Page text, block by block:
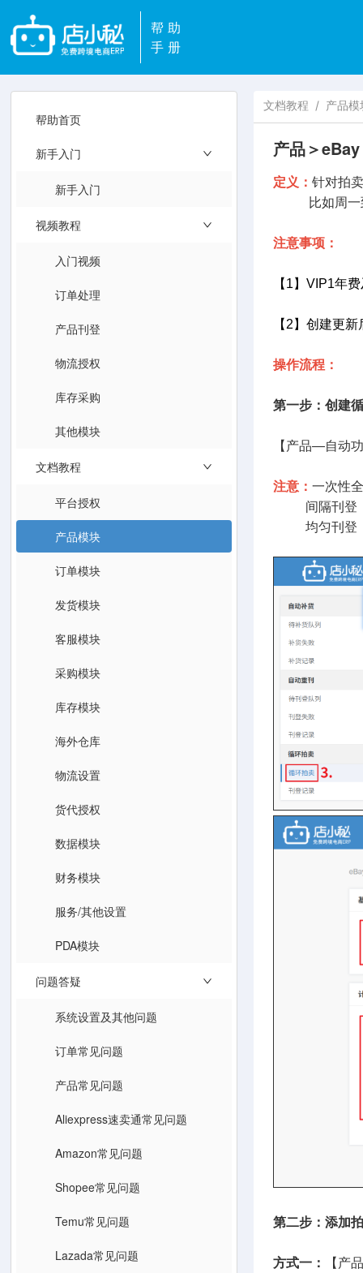
帮助
手册
帮助首页
新手入门
新手入门
视频教程
入门视频
订单处理
产品刊登
物流授权
库存采购
其他模块
文档教程
平台授权
产品模块
订单模块
发货模块
客服模块
采购模块
库存模块
海外仓库
物流设置
货代授权
数据模块
财务模块
服务/其他设置
PDA模块
问题答疑
系统设置及其他问题
订单常见问题
产品常见问题
Aliexpress速卖通常见问题
Amazon常见问题
Shopee常见问题
Temu常见问题
Lazada常见问题
文档教程 / 产品模
产品＞
定义： 针对拍
比如周一到
注意事项：
【1】VIP1年
【2】创建更
操作流程：
第一步：创建
【产品—自动
注意： 一次性
间隔刊登：
均匀刊登：
第二步：添加
方式一： 【产